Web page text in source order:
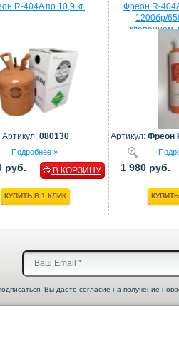
R-404A по 10,9 кг.
Артикул: 080130
Подробнее »
руб. В КОРЗИНУ
КУПИТЬ В 1 КЛИК
Фреон R-
1200бр/
клапанном,
Артикул: Фреон
1 980 руб.
Вы даете согласие на получение